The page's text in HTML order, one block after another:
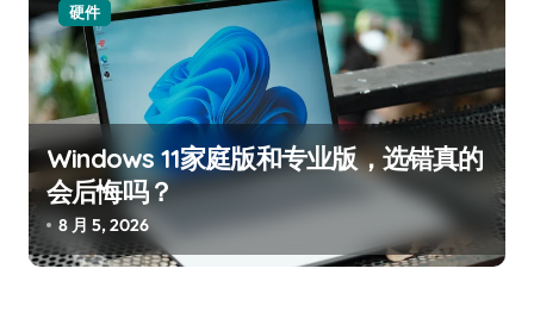
硬件
Windows 11家庭版和专业版，选错真的
会后悔吗？
8 月 5, 2026